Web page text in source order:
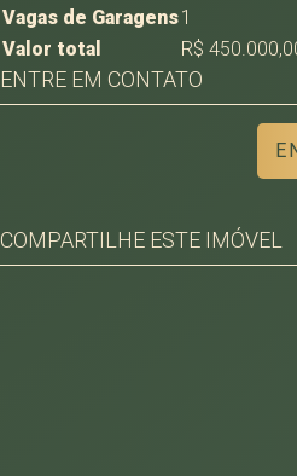
Vagas de Garagens1
Valor total
R$
ENTRE EM CONTATO
COMPARTILHE ESTE IMÓVEL